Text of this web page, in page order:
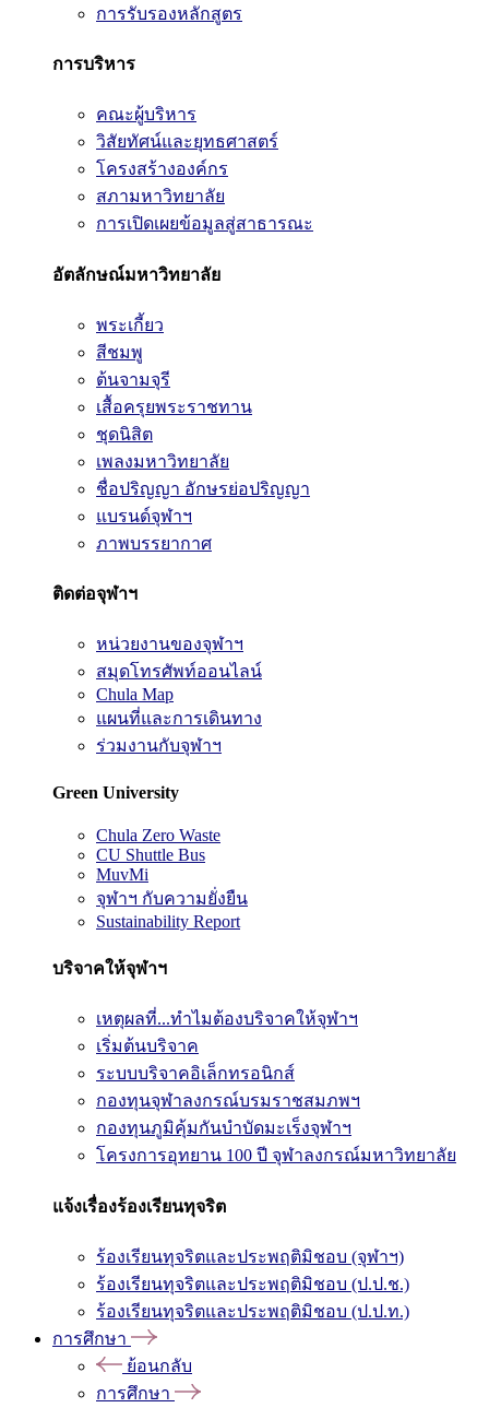
การรับรองหลักสูตร
การบริหาร
คณะผู้บริหาร
วิสัยทัศน์และยุทธศาสตร์
โครงสร้างองค์กร
สภามหาวิทยาลัย
การเปิดเผยข้อมูลสู่สาธารณะ
อัตลักษณ์มหาวิทยาลัย
พระเกี้ยว
สีชมพู
ต้นจามจุรี
เสื้อครุยพระราชทาน
ชุดนิสิต
เพลงมหาวิทยาลัย
ชื่อปริญญา อักษรย่อปริญญา
แบรนด์จุฬาฯ
ภาพบรรยากาศ
ติดต่อจุฬาฯ
หน่วยงานของจุฬาฯ
สมุดโทรศัพท์ออนไลน์
Chula Map
แผนที่และการเดินทาง
ร่วมงานกับจุฬาฯ
Green University
Chula Zero Waste
CU Shuttle Bus
MuvMi
จุฬาฯ กับความยั่งยืน
Sustainability Report
บริจาคให้จุฬาฯ
เหตุผลที่...ทำไมต้องบริจาคให้จุฬาฯ
เริ่มต้นบริจาค
ระบบบริจาคอิเล็กทรอนิกส์
กองทุนจุฬาลงกรณ์บรมราชสมภพฯ
กองทุนภูมิคุ้มกันบำบัดมะเร็งจุฬาฯ
โครงการอุทยาน 100 ปี จุฬาลงกรณ์มหาวิทยาลัย
แจ้งเรื่องร้องเรียนทุจริต
ร้องเรียนทุจริตและประพฤติมิชอบ (จุฬาฯ)
ร้องเรียนทุจริตและประพฤติมิชอบ (ป.ป.ช.)
ร้องเรียนทุจริตและประพฤติมิชอบ (ป.ป.ท.)
การศึกษา
ย้อนกลับ
การศึกษา